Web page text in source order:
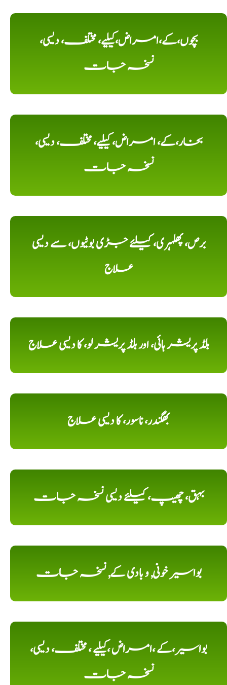
بچوں،کے،امراض،کیلیے، مختلف، دیسی،
نسخہ جات
بخار،کے، امراض، کیلیے، مختلف، دیسی،
نسخہ جات
برص، پھلہری، کیلئے جڑی بوٹیوں، سے دیسی
علاج
بلڈ پریشر ہائی، اور بلڈ پریشر لو، کا دیسی علاج
بھگندر، ناسور، کا دیسی علاج
بہق، چھیپ، کیلئے دیسی نسخہ جات
بواسیر خونی, و بادی کے, نسخہ جات
بواسیر،کے ،امراض ،کیلیے ، مختلف، دیسی،
نسخہ جات